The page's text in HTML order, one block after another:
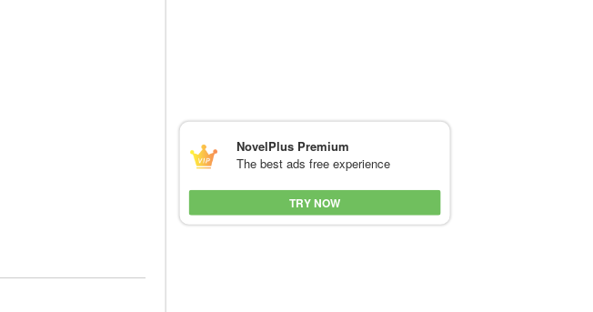
NovelPlus Premium
The best ads free experience
TRY NOW